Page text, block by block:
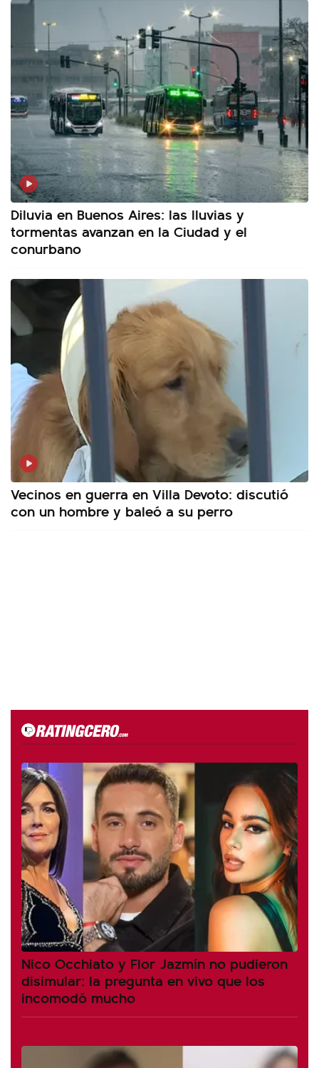
Diluvia en Buenos Aires: las lluvias y
tormentas avanzan en la Ciudad y el
conurbano
Vecinos en guerra en Villa Devoto: discutió
con un hombre y baleó a su perro
Nico Occhiato y Flor Jazmín no pudieron
disimular: la pregunta en vivo que los
incomodó mucho